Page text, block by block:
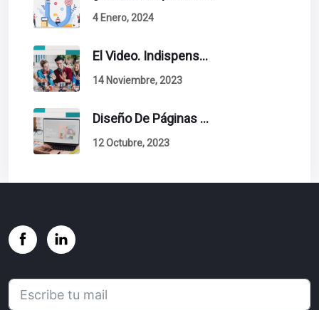
4 Enero, 2024
El Video. Indispensable En Tu Estrategia De Contenidos.
14 Noviembre, 2023
Diseño De Páginas Web. Esto Debe Tener Un Sitio Exitoso.
12 Octubre, 2023